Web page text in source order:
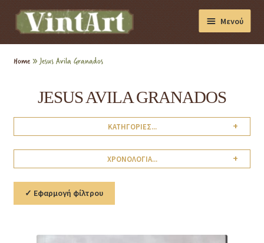
Μενού
Home»Jesus Avila Granados
JESUS AVILA GRANADOS
ΚΑΤΗΓΟΡΙΕΣ... +
ΧΡΟΝΟΛΟΓΙΑ... +
✓ Εφαρμογή φίλτρου